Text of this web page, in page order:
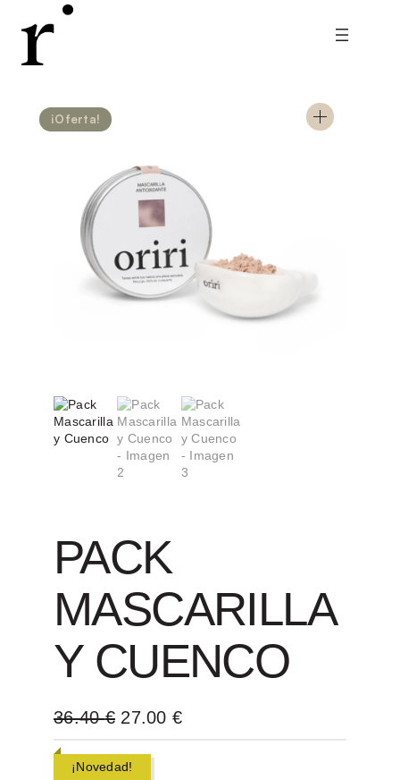
¡Oferta!
PACK
MASCARILLA
Y CUENCO
36.40€ E
p
27.00 €E
¡Novedad!